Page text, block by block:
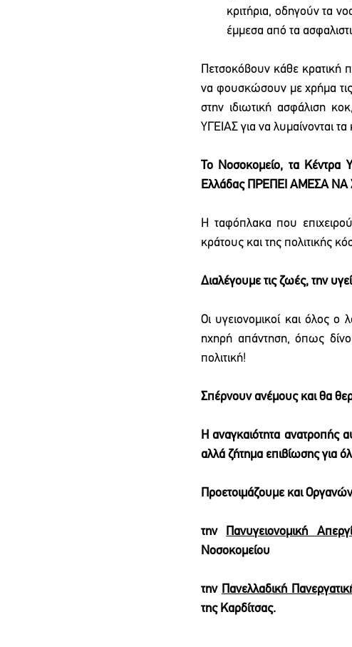
κριτήρια, οδηγούν τα
έμμεσα από τα
Πετσοκόβουν κάθε κρατική
να φουσκώσουν με χρήμα τις
στην ιδιωτική ασφάλιση
ΥΓΕΙΑΣ για να λυμαίνονται
Το Νοσοκομείο, τα Κέντρα
Ελλάδας ΠΡΕΠΕΙ ΑΜΕΣΑ
Η ταφόπλακα που
κράτους και της πολιτικής
Διαλέγουμε τις ζωές, την
Οι υγειονομικοί και όλος ο
ηχηρή απάντηση, όπως
πολιτική!
Σπέρνουν ανέμους και θα
Η αναγκαιότητα ανατροπής
αλλά ζήτημα επιβίωσης για
Προετοιμάζουμε και
την Πανυγειονομική
Νοσοκομείου
την Πανελλαδική
της Καρδίτσας.